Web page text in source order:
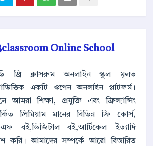
Online School
থ্রি ক্লাসরুম অনলাইন স্কুল মূলত
একটি ওপেন অনলাইন প্লাটফর্ম।
আমরা শিক্ষা, প্রযুক্তি এবং ফ্রিল্যান্সিং
প্রিমিয়াম মানের বিভিন্ন ফ্রি কোর্স,
বই,ডিজিটাল বই,আর্টিকেল ইত্যাদি
করি। আমাদের সম্পর্কে আরো বিস্তারিত